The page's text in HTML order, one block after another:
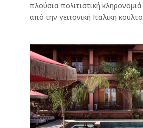
πλούσια πολιτιστική κληρονομιά
από την γειτονική Ιταλικη